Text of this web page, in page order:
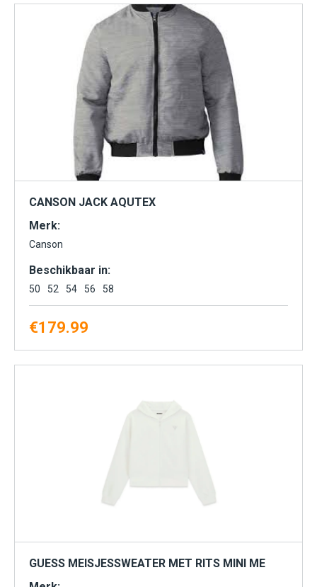
CANSON JACK AQUTEX
Merk:
Canson
Beschikbaar in:
50 52 54 56 58
€179.99
GUESS MEISJESSWEATER MET RITS MINI ME